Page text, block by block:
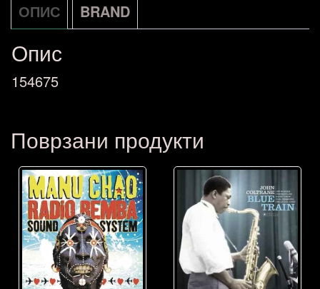
ОПИС BRAND
Опис
154675
Поврзани продукти